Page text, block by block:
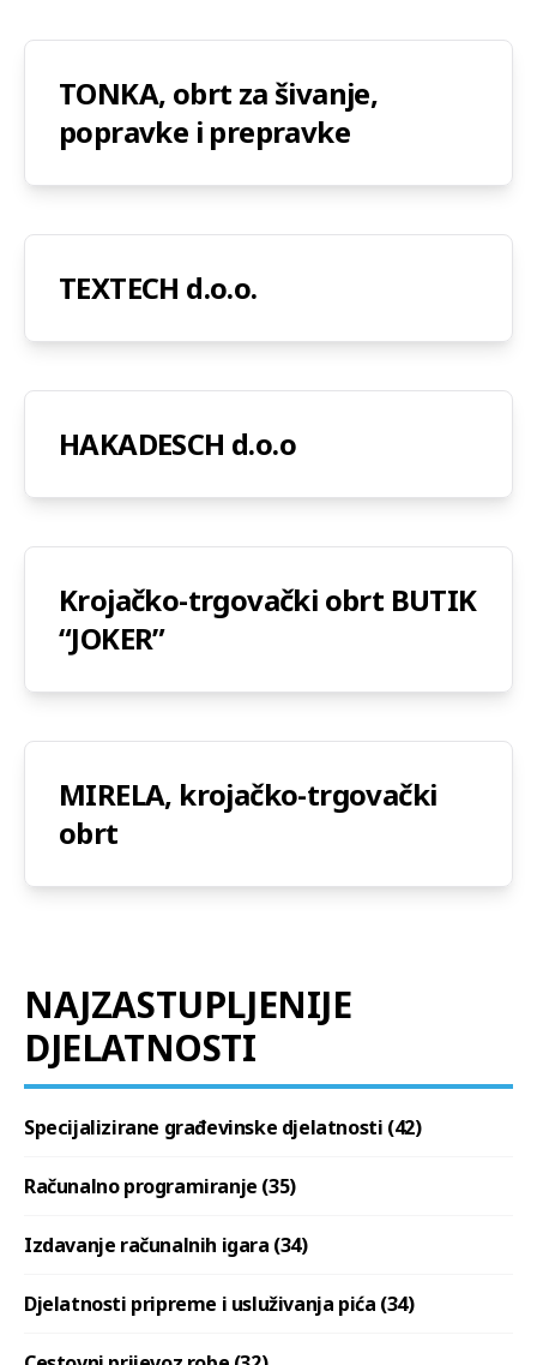
TONKA, obrt za šivanje,
popravke i prepravke
TEXTECH d.o.o.
HAKADESCH d.o.o
Krojačko-trgovački obrt BUTIK
“JOKER”
MIRELA, krojačko-trgovački
obrt
NAJZASTUPLJENIJE
DJELATNOSTI
Specijalizirane građevinske djelatnosti (42)
Računalno programiranje (35)
Izdavanje računalnih igara (34)
Djelatnosti pripreme i usluživanja pića (34)